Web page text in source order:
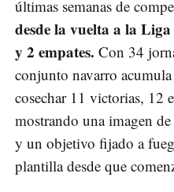
últimas semanas de
desde la vuelta a la
y 2 empates. Con 34
conjunto navarro
cosechar 11 victorias, 12
mostrando una imagen
y un objetivo fijado a
plantilla desde que